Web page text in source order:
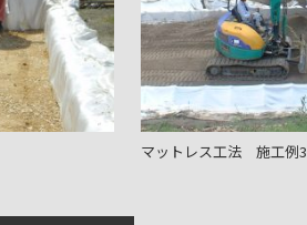
マットレス工法 施工例3